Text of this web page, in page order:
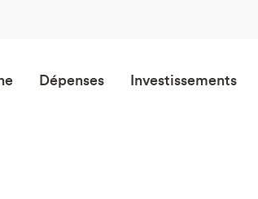
Dépenses Investissements